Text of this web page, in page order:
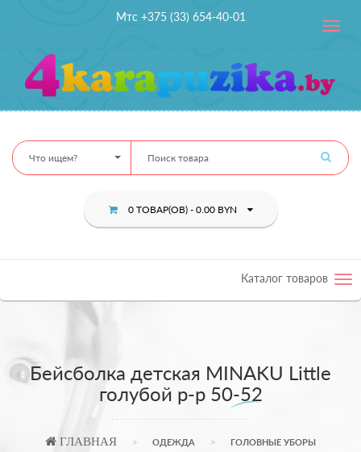
Мтс +375 (33) 654-40-01
Toggle
Что ищем?
0 ТОВАР(ОВ) - 0.00 BYN
Каталог товаров
Бейсболка детская MINAKU Little
голубой р-р 50-52
ГЛАВНАЯ ОДЕЖДА
ГОЛОВНЫЕ УБОРЫ